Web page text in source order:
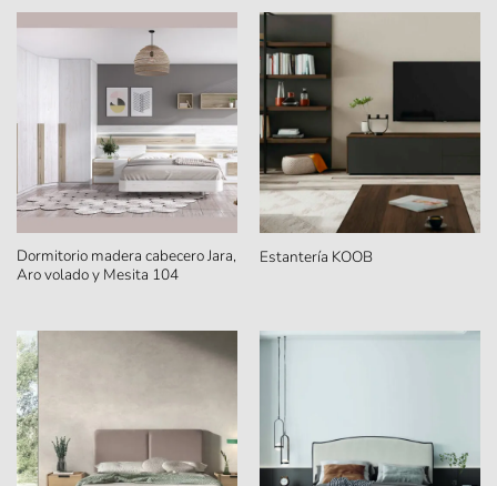
Dormitorio madera cabecero Jara,
Aro volado y Mesita 104
Estantería KOOB